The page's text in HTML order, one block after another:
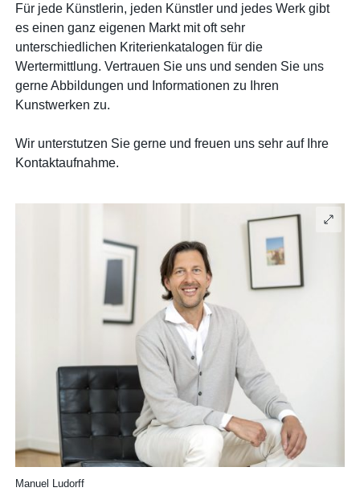
Für jede Künstlerin, jeden Künstler und jedes Werk gibt
es einen ganz eigenen Markt mit oft sehr
unterschiedlichen Kriterienkatalogen für die
Wertermittlung. Vertrauen Sie uns und senden Sie uns
gerne Abbildungen und Informationen zu Ihren
Kunstwerken zu.
Wir unterstutzen Sie gerne und freuen uns sehr auf Ihre
Kontaktaufnahme.
Manuel Ludorff